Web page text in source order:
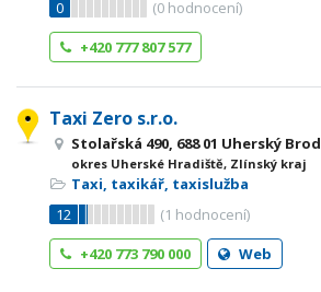
0
(0 hodnocení)
+420 777 807 577
Taxi Zero s.r.o.
Stolařská 490, 688 01 Uherský Brod
okres Uherské Hradiště, Zlínský kraj
Taxi, taxikář, taxislužba
12
(1 hodnocení)
+420 773 790 000
Web